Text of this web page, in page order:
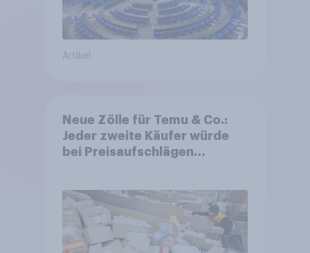
Artikel
Neue Zölle für Temu & Co.:
Jeder zweite Käufer würde
bei Preisaufschlägen